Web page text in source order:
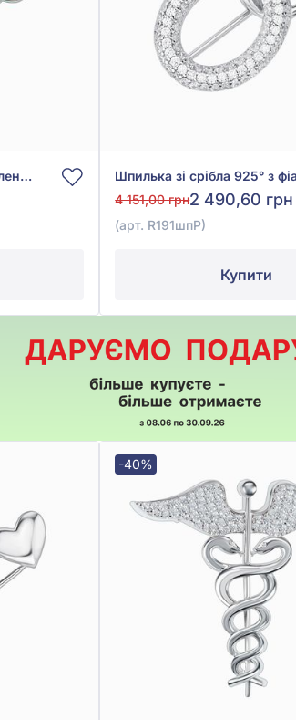
Шпилька із срібла 925° з зеленою та червоною емаллю, арт. 590044зк
4 151,00 грн2 490,60 грн
(арт. R191шпР)
Купити
-40%